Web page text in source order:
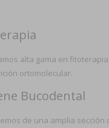
alta gama en
ortomolecular.
Bucodental
de una amplia sección